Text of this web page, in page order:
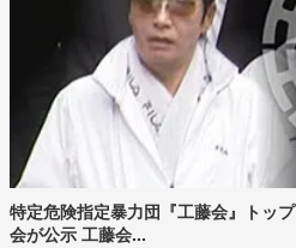
特定危険指定暴力団『工藤会』トッ
会が公示 工藤会...